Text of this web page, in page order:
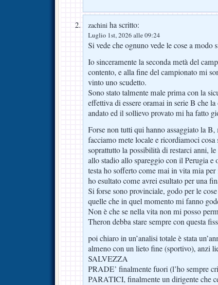
zachini ha scritto:
Luglio 1st, 2026 alle 09:24
Si vede che ognuno vede le cose a modo
Io sinceramente la seconda metà del
contento, e alla fine del campionato mi
vinto uno scudetto.
Sono stato talmente male prima con la
effettiva di essere oramai in serie B che
andato ed il sollievo provato mi ha fatto
Forse non tutti qui hanno assaggiato la
facciamo mete locale e ricordiamoci
soprattutto la possibilità di restarci anni,
allo stadio allo spareggio con il Perugia e
testa ho sofferto come mai in vita mia
ho esultato come avrei esultato per una
Si forse sono provinciale, godo per le
quelle che in quel momento mi fanno
Non è che se nella vita non mi posso
Theron debba stare sempre con questa
poi chiaro in un’analisi totale è stata
almeno con un lieto fine (sportivo), anzi
SALVEZZA
PRADE’ finalmente fuori (l’ho sempre
PARATICI, finalmente un dirigente che